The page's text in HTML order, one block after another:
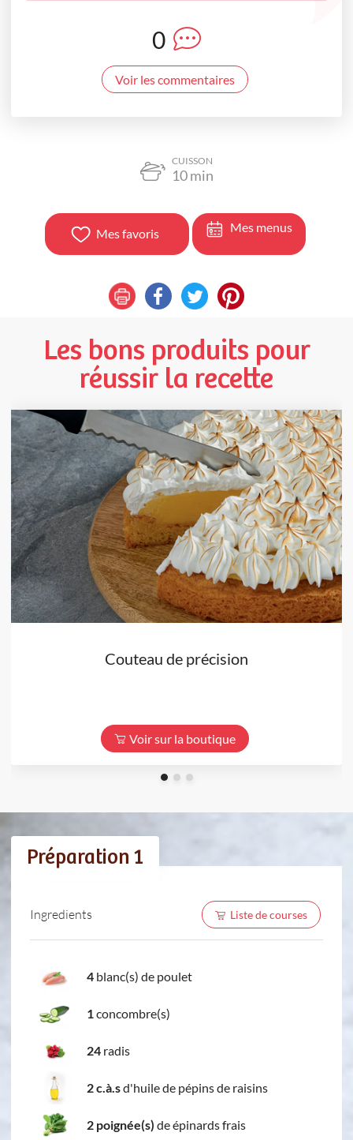
0
Voir les commentaires
CUISSON
10min
Mes favoris Mes menus
Les bons produits pour
réussir la recette
Couteau de précision
Voir sur la boutique
Préparation 1
Ingredients Liste de courses
4 blanc(s) de poulet
1concombre(s)
24 radis
2 c.à.sd'huile de pépins de raisins
2 poignée(s) de épinards frais